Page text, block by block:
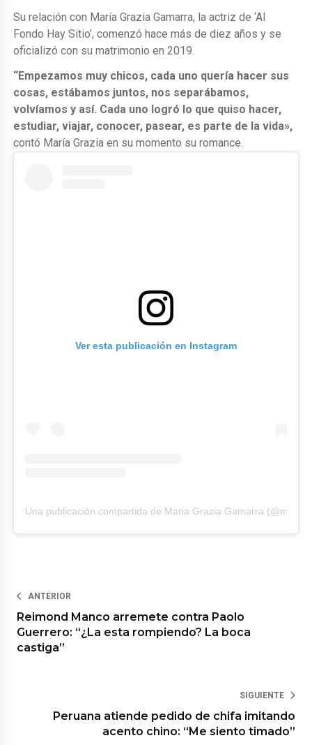
Su relación con María Grazia Gamarra, la actriz de ‘Al
Fondo Hay Sitio’, comenzó hace más de diez años y se
oficializó con su matrimonio en 2019.
“Empezamos muy chicos, cada uno quería hacer sus
cosas, estábamos juntos, nos separábamos,
volvíamos y así. Cada uno logró lo que quiso hacer,
estudiar, viajar, conocer, pasear, es parte de la vida»,
contó María Grazia en su momento su romance.
Ver esta publicación en Instagram
Una publicación compartida de Maria Grazia Gamarra
ANTERIOR
Reimond Manco arremete contra Paolo
Guerrero: “¿La esta rompiendo? La boca
castiga”
SIGUIENTE
Peruana atiende pedido de chifa imitando
acento chino: “Me siento timado”